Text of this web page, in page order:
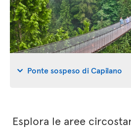
Ponte sospeso di Capilano
Esplora le aree